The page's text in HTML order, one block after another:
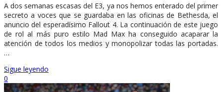
A dos semanas escasas del E3, ya nos hemos enterado del primer
secreto a voces que se guardaba en las oficinas de Bethesda, el
anuncio del esperadísimo Fallout 4. La continuación de este juego
de rol al más puro estilo Mad Max ha conseguido acaparar la
atención de todos los medios y monopolizar todas las portadas.
…
Sigue leyendo
0